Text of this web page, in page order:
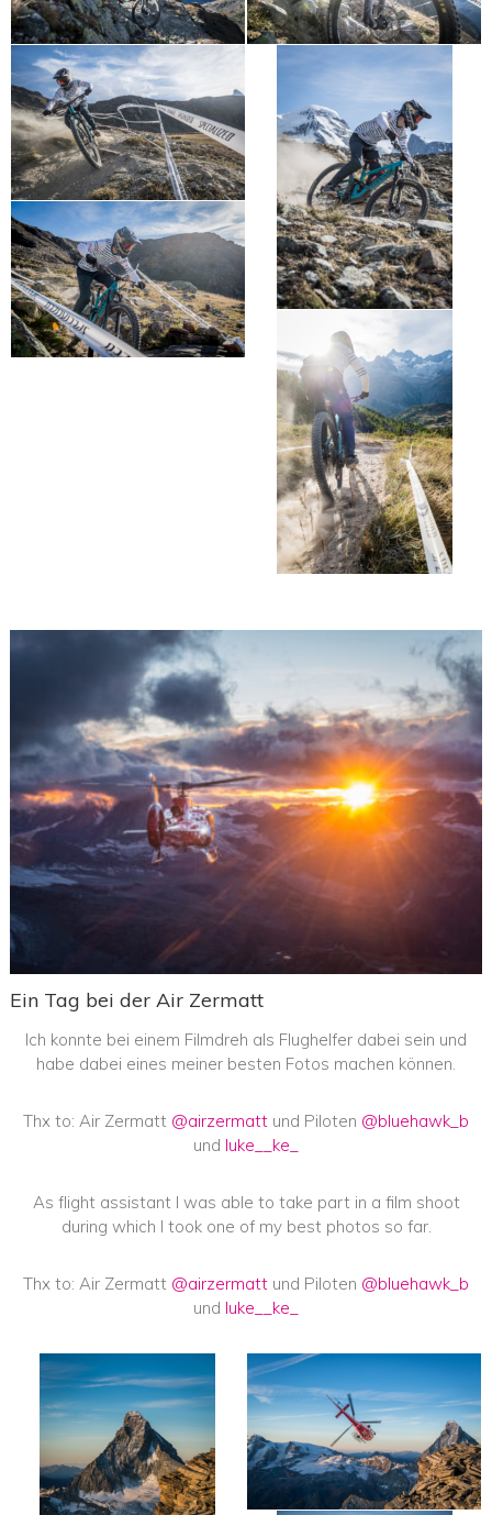
Ein Tag bei der Air Zermatt
Ich konnte bei einem Filmdreh als Flughelfer dabei sein und
habe dabei eines meiner besten Fotos machen können.
Thx to: Air Zermatt @airzermatt und Piloten @bluehawk_b
und luke__ke_
As flight assistant I was able to take part in a film shoot
during which I took one of my best photos so far.
Thx to: Air Zermatt @airzermatt und Piloten @bluehawk_b
und luke__ke_